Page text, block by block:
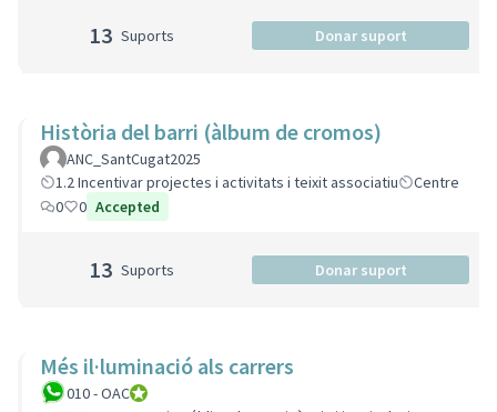
13 Suports Donar suport
Història del barri (àlbum de cromos)
ANC_SantCugat2025
1.2 Incentivar projectes i activitats i teixit associatiu
Centre
0
0 Accepted
13 Suports Donar suport
Més il·luminació als carrers
010 - OAC010 - Oficina d'Atenció Ciutadana